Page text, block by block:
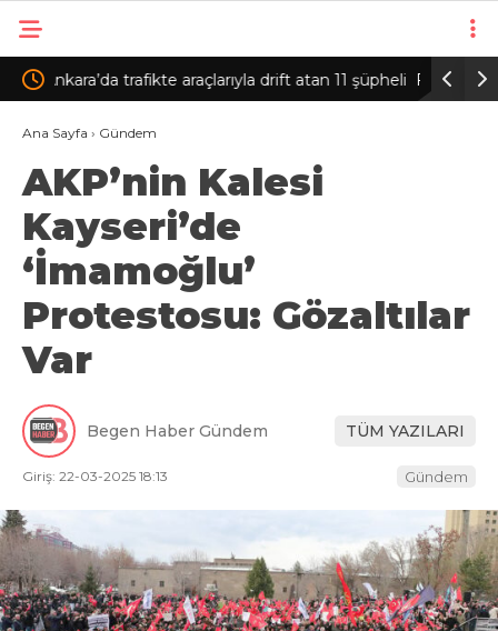
şüpheli Fatih’te camide 450 bin TL’nin bulunduğu
çantanın çalındığı anlar kamerada
Ana Sayfa › Gündem
AKP’nin Kalesi
Kayseri’de
‘İmamoğlu’
Protestosu: Gözaltılar
Var
Begen Haber Gündem TÜM YAZILARI
Giriş: 22-03-2025 18:13 Gündem